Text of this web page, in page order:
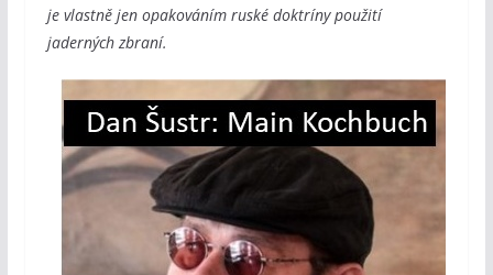
je vlastně jen opakováním ruské doktríny použití
jaderných zbraní.